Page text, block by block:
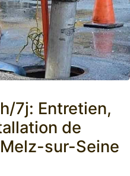
7j: Entretien,
de
sur-Seine